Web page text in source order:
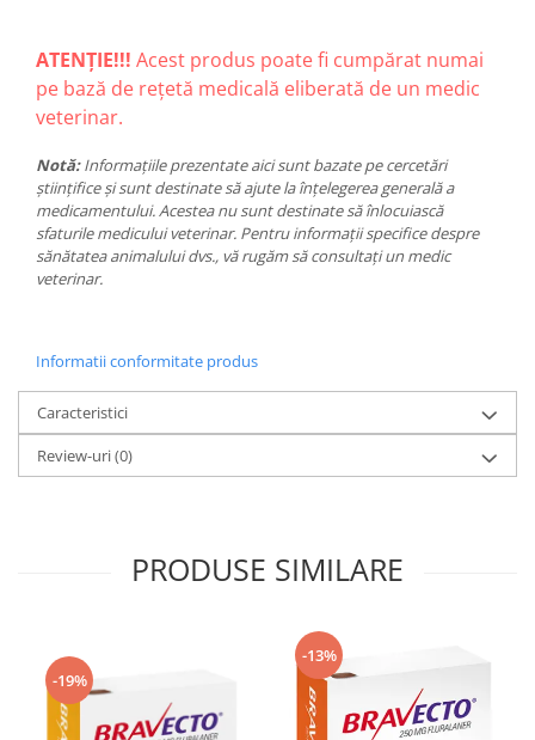
ATENȚIE!!! Acest produs poate fi cumpărat numai
pe bază de rețetă medicală eliberată de un medic
veterinar.
Notă:Informațiile prezentate aici sunt bazate pe cercetări
științifice și sunt destinate să ajute la înțelegerea generală a
medicamentului. Acestea nu sunt destinate să înlocuiască
sfaturile medicului veterinar. Pentru informații specifice despre
sănătatea animalului dvs., vă rugăm să consultați un medic
veterinar.
Informatii conformitate produs
Caracteristici
Review-uri(0)
PRODUSE SIMILARE
-19%
-13%